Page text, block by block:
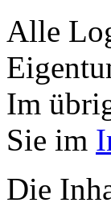
Alle
Im
Sie im
Die